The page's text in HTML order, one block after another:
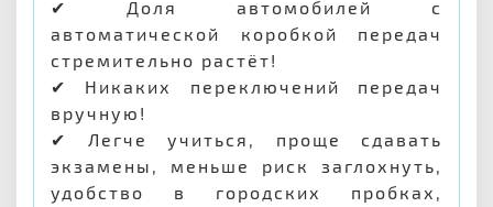
✔ Доля автомобилей с
автоматической коробкой передач
стремительно растёт!
✔ Никаких переключений передач
вручную!
✔ Легче учиться, проще сдавать
экзамены, меньше риск заглохнуть,
удобство в городских пробках,